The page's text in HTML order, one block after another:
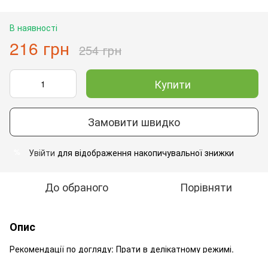
В наявності
216 грн 254 грн
Купити
Замовити швидко
Увійти для відображення накопичувальної знижки
До обраного Порівняти
Опис
Рекомендації по догляду: Прати в делікатному режимі.